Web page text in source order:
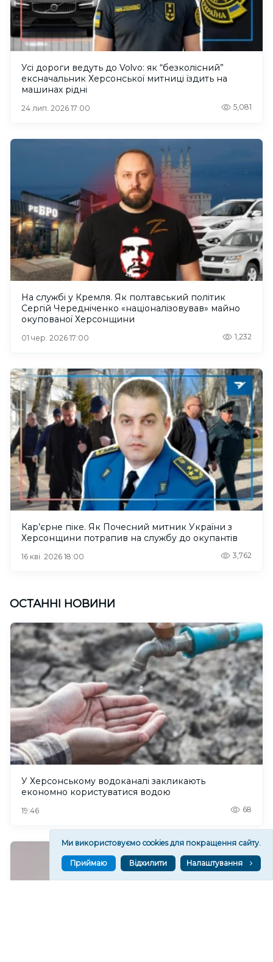
Усі дороги ведуть до Volvo: як “безколісний”
ексначальник Херсонської митниці їздить на
машинах рідні
24 лип. 2026 17:00 5,081
На службі у Кремля. Як полтавський політик
Сергій Чередніченко «націоналізовував» майно
окупованої Херсонщини
01 чер. 2026 17:00 1,232
Кар’єрне піке. Як Почесний митник України з
Херсонщини потрапив на службу до окупантів
16 кві. 2026 18:00 3,762
ОСТАННІ НОВИНИ
У Херсонському водоканалі закликають
економно користуватися водою
19:46 68
Ми використовуємо cookies для покращення сайту.
Приймаю Відхилити Налаштування